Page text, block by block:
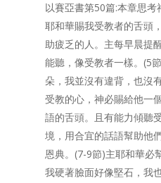
以賽亞書第50篇:本章思
耶和華賜我受教者的舌頭
助疲乏的人。主每早晨提
能聽，像受教者一樣。(5
朵，我並沒有違背，也沒
受教的心，神必賜給他一
語的舌頭。且有能力傾聽
境，用合宜的話語幫助他
恩典。(7-9節)主耶和華必
我硬著臉面好像堅石，我